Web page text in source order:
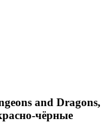
and Dragons,
чёрные